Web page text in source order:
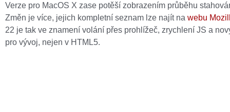
Verze pro MacOS X zase potěší zobrazením průběhu
Změn je více, jejich kompletní seznam lze najít na webu
22 je tak ve znamení volání přes prohlížeč, zrychlení JS a
pro vývoj, nejen v HTML5.